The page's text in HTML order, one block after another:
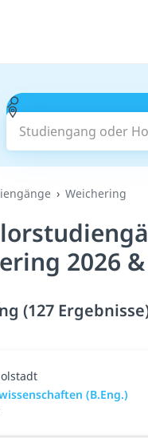
Studiengang oder
Suchen
Weichering
2026
(127
(B.Eng.)